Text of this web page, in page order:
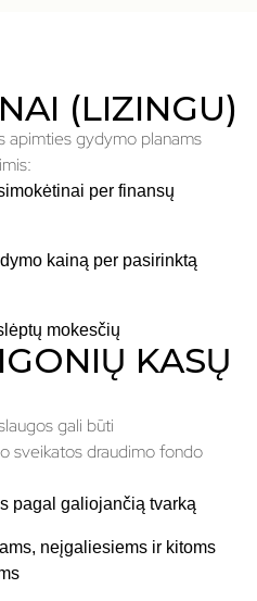
(LIZINGU)
apimties gydymo planams
per finansų
kainą per pasirinktą
mokesčių
KASŲ
gali būti
sveikatos draudimo fondo
pagal galiojančią tvarką
neįgaliesiems ir kitoms